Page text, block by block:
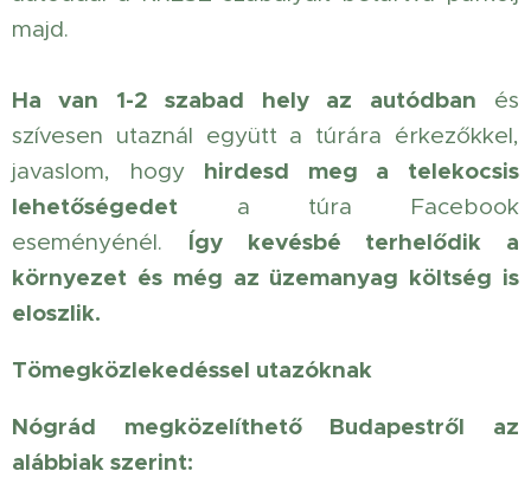
majd.
Ha van 1-2 szabad hely az autódban és
szívesen utaznál együtt a túrára érkezőkkel,
javaslom, hogy hirdesd meg a telekocsis
lehetőségedet a túra Facebook
eseményénél. Így kevésbé terhelődik a
környezet és még az üzemanyag költség is
eloszlik.
Tömegközlekedéssel utazóknak
Nógrád megközelíthető Budapestről az
alábbiak szerint: